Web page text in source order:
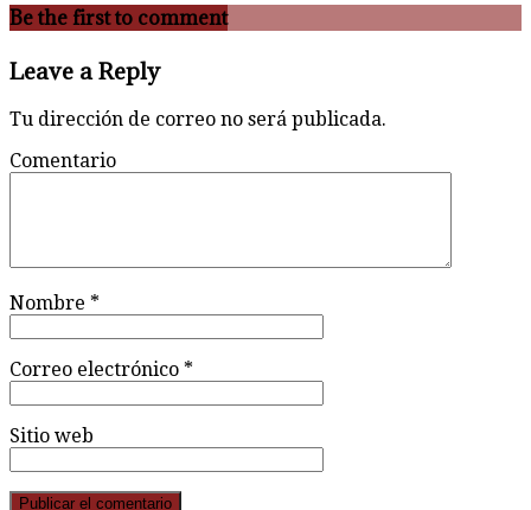
Be the first to comment
Leave a Reply
Tu dirección de correo no será publicada.
Comentario
Nombre *
Correo electrónico *
Sitio web